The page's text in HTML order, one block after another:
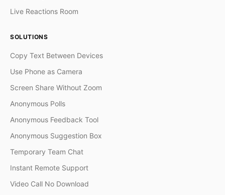
Live Reactions Room
SOLUTIONS
Copy Text Between Devices
Use Phone as Camera
Screen Share Without Zoom
Anonymous Polls
Anonymous Feedback Tool
Anonymous Suggestion Box
Temporary Team Chat
Instant Remote Support
Video Call No Download